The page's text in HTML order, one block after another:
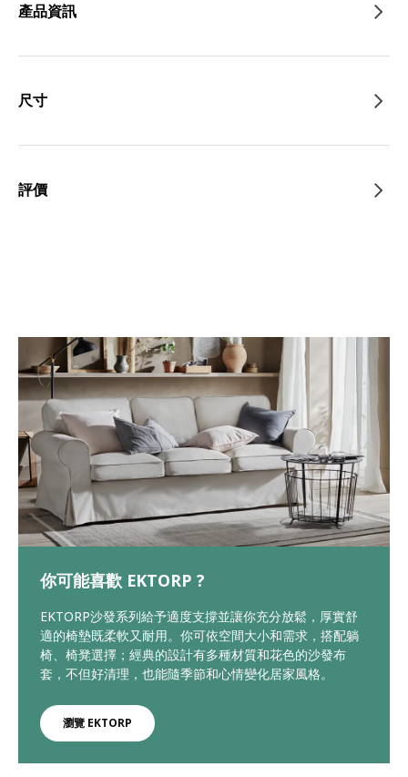
產品資訊
尺寸
評價
你可能喜歡 EKTORP ?
EKTORP沙發系列給予適度支撐並讓你充分放鬆，厚實舒
適的椅墊既柔軟又耐用。你可依空間大小和需求，搭配躺
椅、椅凳選擇；經典的設計有多種材質和花色的沙發布
套，不但好清理，也能隨季節和心情變化居家風格。
瀏覽 EKTORP